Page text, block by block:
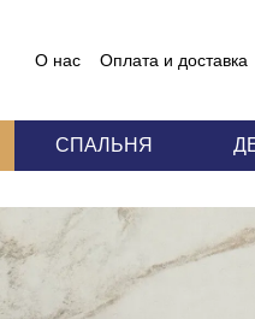
О нас Оплата и доставка
СПАЛЬНЯ